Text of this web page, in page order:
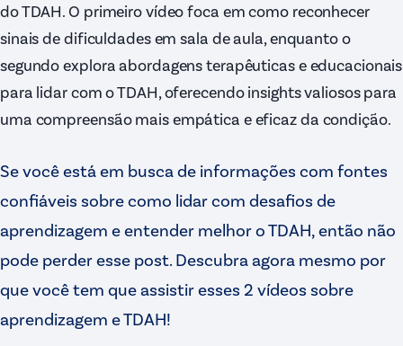
do TDAH. O primeiro vídeo foca em como reconhecer
sinais de dificuldades em sala de aula, enquanto o
segundo explora abordagens terapêuticas e educacionais
para lidar com o TDAH, oferecendo insights valiosos para
uma compreensão mais empática e eficaz da condição.
Se você está em busca de informações com fontes
confiáveis sobre como lidar com desafios de
aprendizagem e entender melhor o TDAH, então não
pode perder esse post. Descubra agora mesmo por
que você tem que assistir esses 2 vídeos sobre
aprendizagem e TDAH!